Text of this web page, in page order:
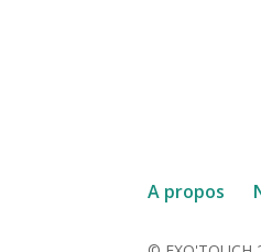
A propos